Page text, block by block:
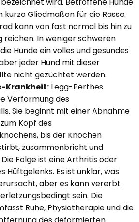
Gliedmaßen für die Rasse.
kann von fast normal bis hin zu
reichen. In weniger schweren
Hunde ein volles und gesundes
jeder Hund mit dieser
nicht gezüchtet werden.
Krankheit: Legg-Perthes
Verformung des
Sie beginnt mit einer Abnahme
Kopf des
bis der Knochen
zusammenbricht und
Folge ist eine Arthritis oder
Hüftgelenks. Es ist unklar, was
aber es kann vererbt
sein. Die
Ruhe, Physiotherapie und die
des deformierten